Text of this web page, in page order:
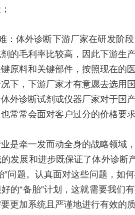
：体外诊断下游厂家在研发阶
的毛利率比较高，因此下游生
原料和关键部件，按照现在的
下，下游厂家才有意愿去选用
外诊断试剂或仪器厂家对于国
常常会面对客户过分的价格要
是牵一发而动全身的战略领域
发展和进步既保证了体外诊断
”问题。认真面对这些问题，如
的“备胎”计划，这就需要我们
更加系统且严谨地进行有效的